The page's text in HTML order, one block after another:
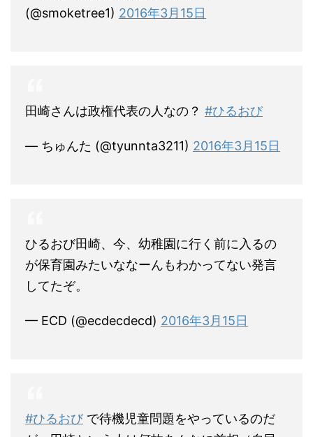
(@smoketree1) 2016年3月15日
田崎さんは政権代表の人なの？ #ひるおび
— ちゅんた (@tyunnta3211) 2016年3月15日
ひるおび田崎、今、幼稚園に行く前に入るの
が保育園みたいななーんもわかってない発言
してたぞ。
— ECD (@ecdecdecd) 2016年3月15日
#ひるおびで待機児童問題をやっているのだ